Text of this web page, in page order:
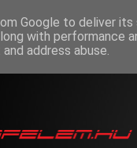
Google to deliver
with performance
address abuse.